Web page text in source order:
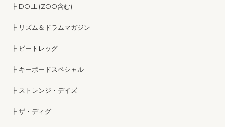
┣ DOLL (ZOO含む)
┣ リズム＆ドラムマガジン
┣ ビートレッグ
┣ キーボードスペシャル
┣ ストレンジ・デイズ
┣ ザ・ディグ